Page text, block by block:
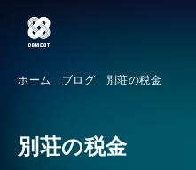
ホーム ブログ 別荘の税金
別荘の税金